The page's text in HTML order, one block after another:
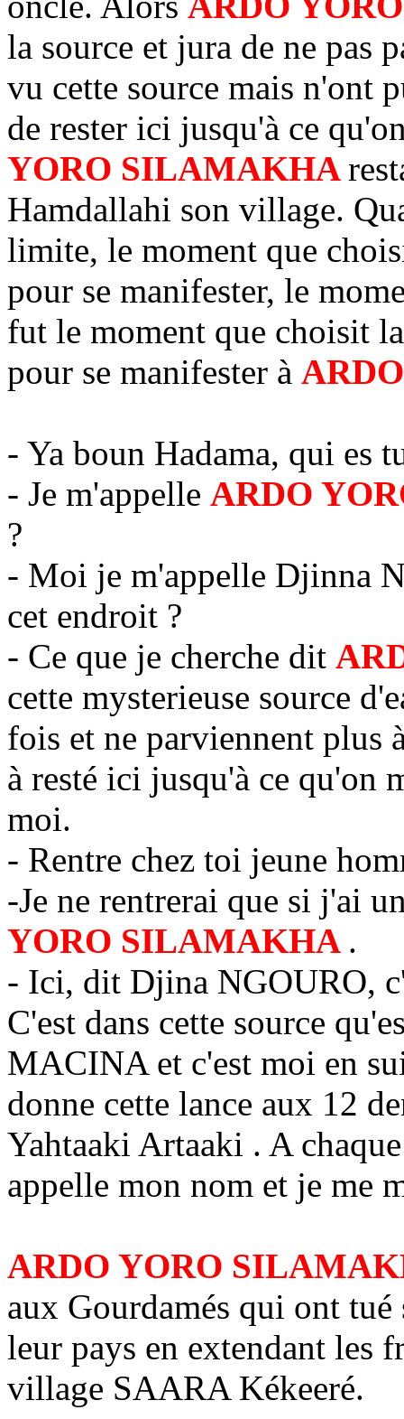
la source et jura de ne pas
vu cette source mais n'ont
de rester ici jusqu'à ce
YORO SILAMAKHA
Hamdallahi son village.
limite, le moment que
pour se manifester, le
fut le moment que choisit
pour se manifester à
- Ya boun Hadama, qui es
- Je m'appelle ARDO
?
- Moi je m'appelle Djinna
cet endroit ?
- Ce que je cherche dit
cette mysterieuse source
fois et ne parviennent plus
à resté ici jusqu'à ce qu'on
moi.
- Rentre chez toi jeune
-Je ne rentrerai que si j'ai
YORO SILAMAKHA .
- Ici, dit Djina NGOURO,
C'est dans cette source
MACINA et c'est moi en
donne cette lance aux 12
Yahtaaki Artaaki . A
appelle mon nom et je me
ARDO YORO
aux Gourdamés qui ont
leur pays en extendant les
village SAARA Kékeeré.